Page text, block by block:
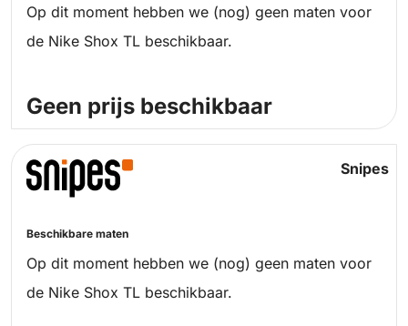
Op dit moment hebben we (nog) geen maten voor
de Nike Shox TL beschikbaar.
Geen prijs beschikbaar
Snipes
Beschikbare maten
Op dit moment hebben we (nog) geen maten voor
de Nike Shox TL beschikbaar.